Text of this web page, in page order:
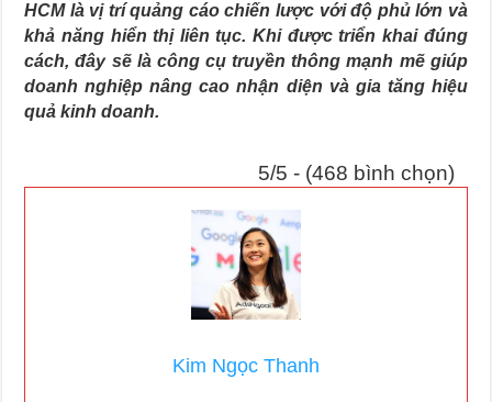
HCM là vị trí quảng cáo chiến lược với độ phủ lớn và
khả năng hiển thị liên tục. Khi được triển khai đúng
cách, đây sẽ là công cụ truyền thông mạnh mẽ giúp
doanh nghiệp nâng cao nhận diện và gia tăng hiệu
quả kinh doanh.
5/5 - (468 bình chọn)
Kim Ngọc Thanh